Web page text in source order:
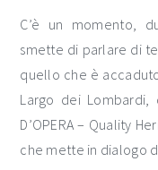
C’è un momento,
smette di parlare di
quello che è
Largo dei
D’OPERA – Quality
che mette in dialogo